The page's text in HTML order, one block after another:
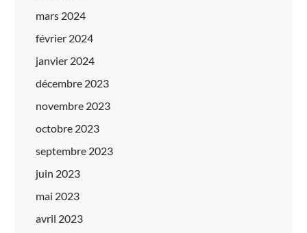
mars 2024
février 2024
janvier 2024
décembre 2023
novembre 2023
octobre 2023
septembre 2023
juin 2023
mai 2023
avril 2023